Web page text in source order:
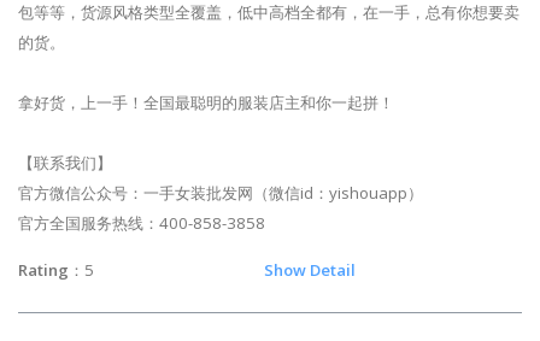
包等等，货源风格类型全覆盖，低中高档全都有，在一手，总有你想要卖
的货。
拿好货，上一手！全国最聪明的服装店主和你一起拼！
【联系我们】
官方微信公众号：一手女装批发网（微信id：yishouapp）
官方全国服务热线：400-858-3858
Rating ：5 Show Detail